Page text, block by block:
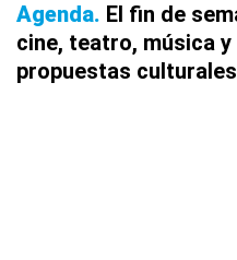
Agenda El fin de
cine, teatro, música
propuestas culturales